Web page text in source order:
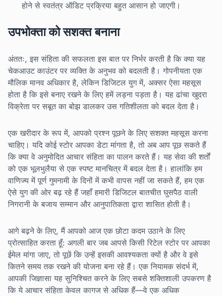
होने से स्वतंत्र ऑडिट प्रक्रिया बहुत आसान हो जाएगी।
उपभोक्ता को सशक्त बनाना
अंततः, इस संहिता की सफलता इस बात पर निर्भर करती है कि क्या यह
चेकआउट काउंटर पर व्यक्ति के अनुभव को बदलती है। गोपनीयता एक
मौलिक मानव अधिकार है, लेकिन डिजिटल युग में, अक्सर ऐसा महसूस
होता है कि इसे बनाए रखने के लिए हमें लड़ना पड़ता है। यह ढांचा खुदरा
विक्रेता पर सबूत का बोझ डालकर उस गतिशीलता को बदल देता है।
एक खरीदार के रूप में, आपको प्रश्न पूछने के लिए सशक्त महसूस करना
चाहिए। यदि कोई स्टोर आपका डेटा मांगता है, तो अब आप पूछ सकते हैं
कि क्या वे अनुमोदित आचार संहिता का पालन करते हैं। यह सेवा की शर्तों
को एक भूलभुलैया से एक स्पष्ट मानचित्र में बदल देता है। हालांकि हम
वाणिज्य में पूर्ण गुमनामी के दिनों में कभी वापस नहीं जा सकते हैं, हम एक
ऐसे युग की ओर बढ़ रहे हैं जहाँ हमारी डिजिटल बातचीत घुसपैठ वाली
निगरानी के बजाय सम्मान और आनुपातिकता द्वारा शासित होती है।
आगे बढ़ने के लिए, मैं आपको आज एक छोटा कदम उठाने के लिए
प्रोत्साहित करता हूँ: अगली बार जब आपसे किसी रिटेल स्टोर पर आपका
ईमेल मांगा जाए, तो पूछें कि उन्हें इसकी आवश्यकता क्यों है और वे इसे
कितने समय तक रखने की योजना बना रहे हैं। एक नियामक संदर्भ में,
आपकी जिज्ञासा यह सुनिश्चित करने के लिए सबसे शक्तिशाली उपकरण है
कि ये आचार संहिता केवल कागज से अधिक हैं—वे एक अधिक